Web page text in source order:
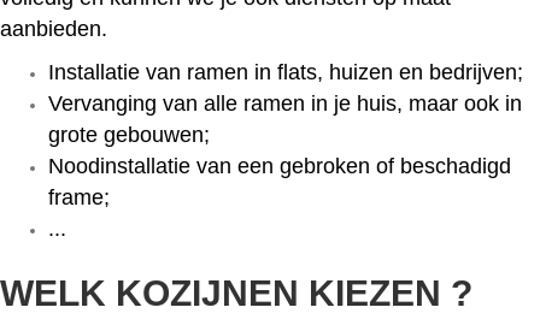
aanbieden.
Installatie van ramen in flats, huizen en bedrijven;
Vervanging van alle ramen in je huis, maar ook in
grote gebouwen;
Noodinstallatie van een gebroken of beschadigd
frame;
...
WELK KOZIJNEN KIEZEN ?